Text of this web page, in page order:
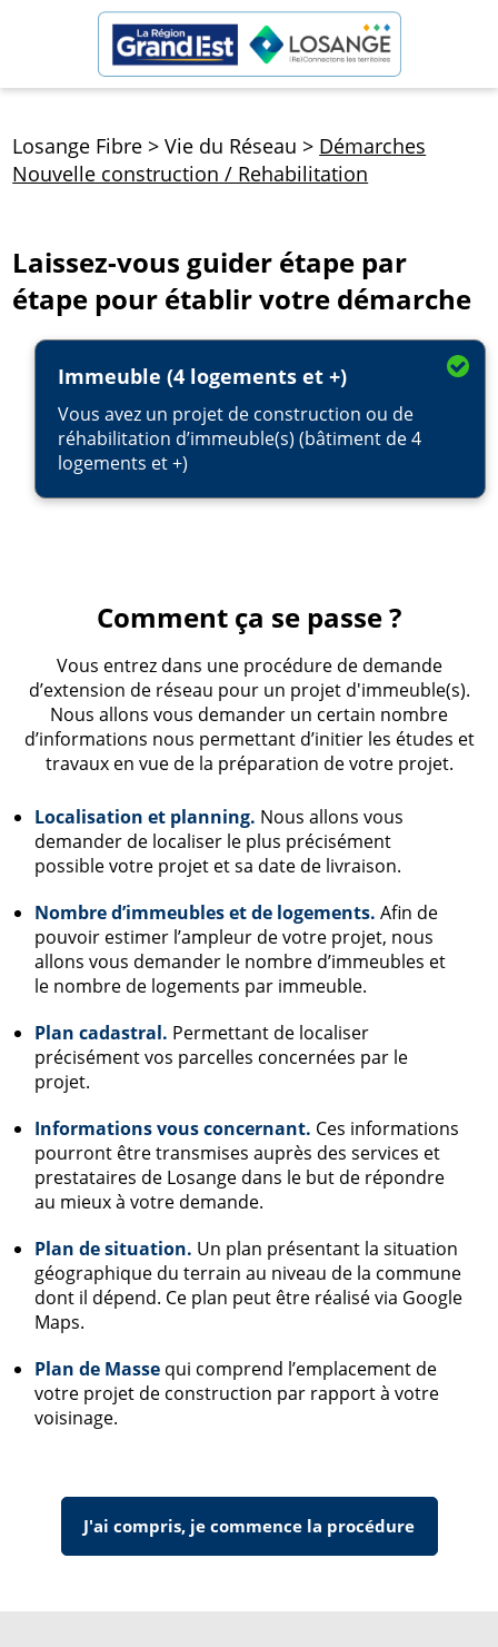
Losange Fibre >Vie du Réseau > Démarches
Nouvelle construction / Rehabilitation
Laissez-vous guider étape par
étape pour établir votre démarche
Immeuble (4 logements et +)
Vous avez un projet de construction ou de
réhabilitation d’immeuble(s) (bâtiment de 4
logements et +)
Comment ça se passe ?
Vous entrez dans une procédure de demande
d’extension de réseau pour un projet d'immeuble(s).
Nous allons vous demander un certain nombre
d’informations nous permettant d’initier les études et
travaux en vue de la préparation de votre projet.
Localisation et planning. Nous allons vous
demander de localiser le plus précisément
possible votre projet et sa date de livraison.
Nombre d’immeubles et de logements. Afin de
pouvoir estimer l’ampleur de votre projet, nous
allons vous demander le nombre d’immeubles et
le nombre de logements par immeuble.
Plan cadastral. Permettant de localiser
précisément vos parcelles concernées par le
projet.
Informations vous concernant. Ces informations
pourront être transmises auprès des services et
prestataires de Losange dans le but de répondre
au mieux à votre demande.
Plan de situation. Un plan présentant la situation
géographique du terrain au niveau de la commune
dont il dépend. Ce plan peut être réalisé via Google
Maps.
Plan de Masse qui comprend l’emplacement de
votre projet de construction par rapport à votre
voisinage.
J'ai compris, je commence la procédure